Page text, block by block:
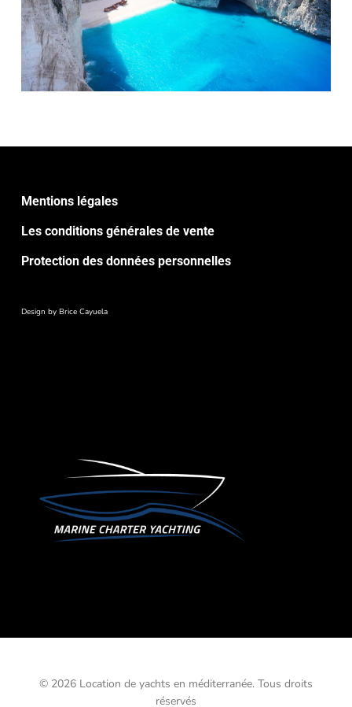
Mentions légales
Les conditions générales de vente
Protection des données personnelles
Design by Brice Cayuela
© 2026 Location de yachts en méditerranée. Tous droits
réservés